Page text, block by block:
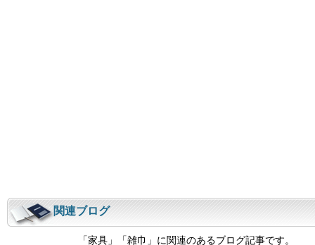
関連ブログ
「家具」「雑巾」に関連のあるブログ記事です。